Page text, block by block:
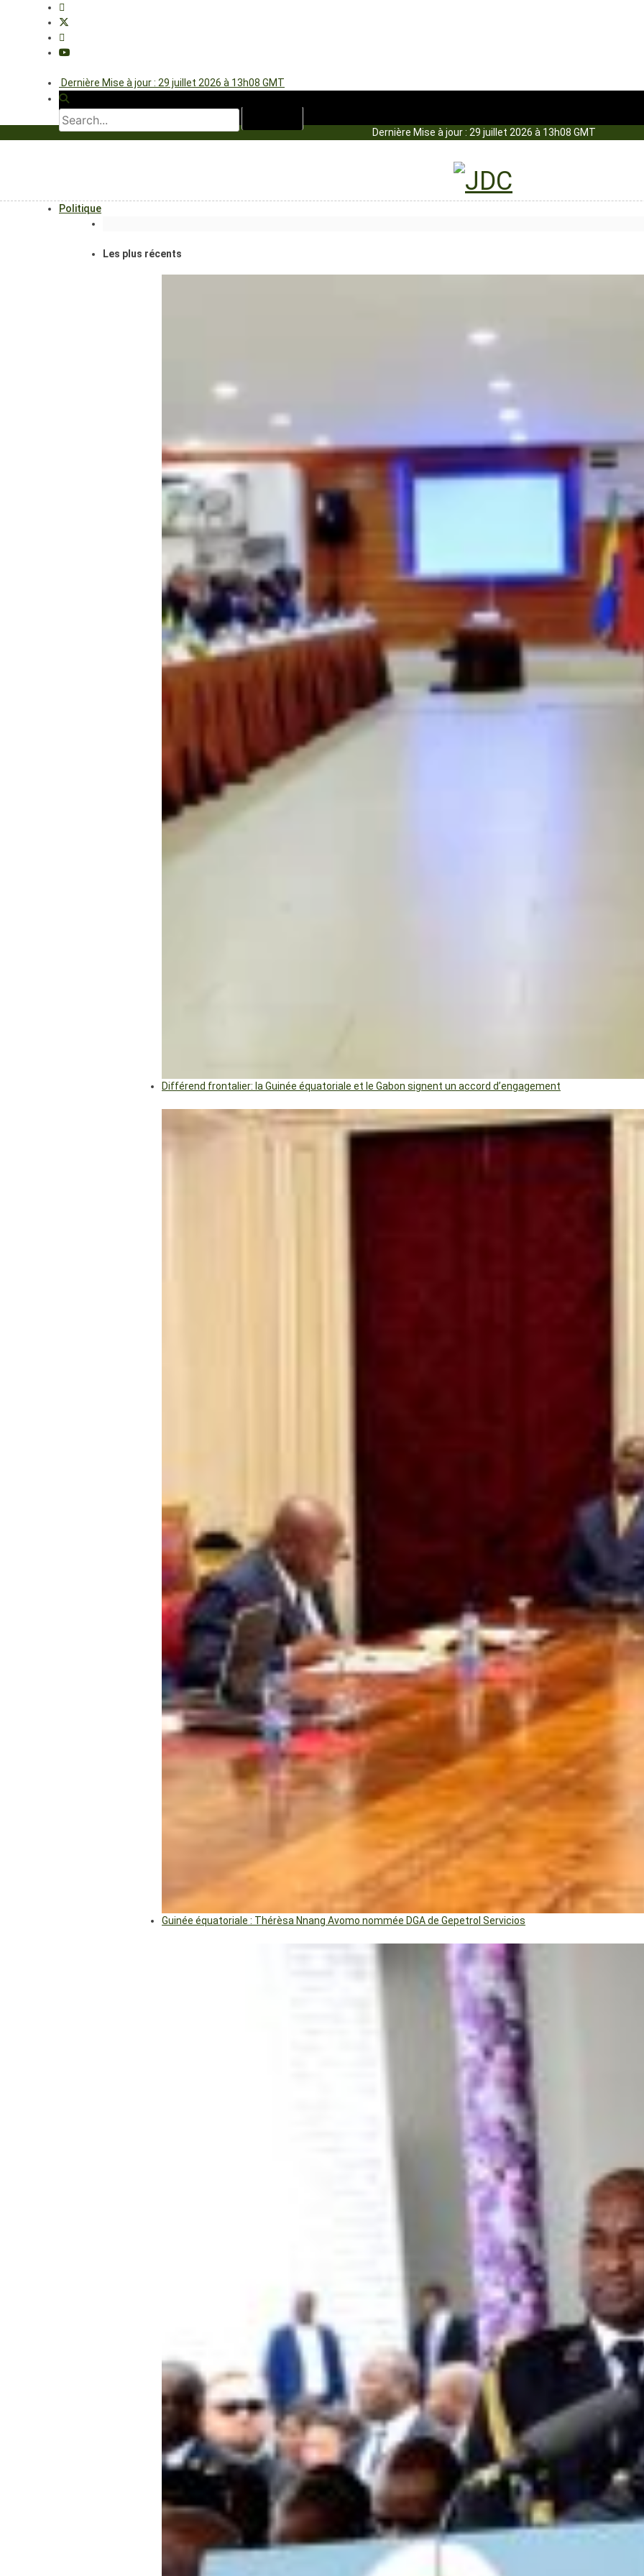
Dernière Mise à jour : 29 juillet 2026 à 13h08 GMT
Dernière Mise à jour : 29 juillet 2026 à 13h08 GMT
Politique
Les plus récents
Différend frontalier: la Guinée équatoriale et le Gabon signent un accord d’engagement
Guinée équatoriale : Thérèsa Nnang Avomo nommée DGA de Gepetrol Servicios